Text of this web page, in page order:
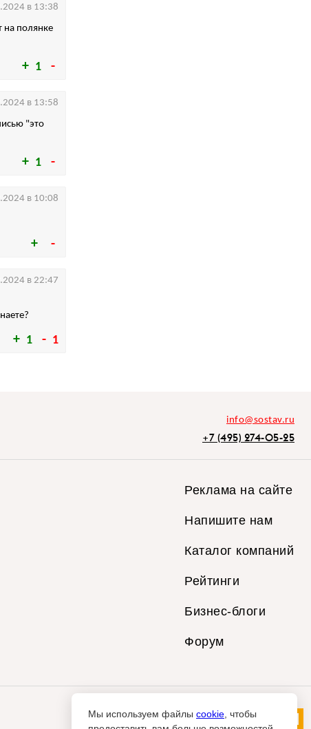
1
на полянке
в 13:38
1
"это
в 13:58
в 10:08
1 1
в 22:47
info@sostav.ru
+7 (495) 274-05-25
Реклама на сайте
Напишите нам
Каталог компаний
Рейтинги
Бизнес-блоги
Форум
Мы используем файлы cookie , чтобы